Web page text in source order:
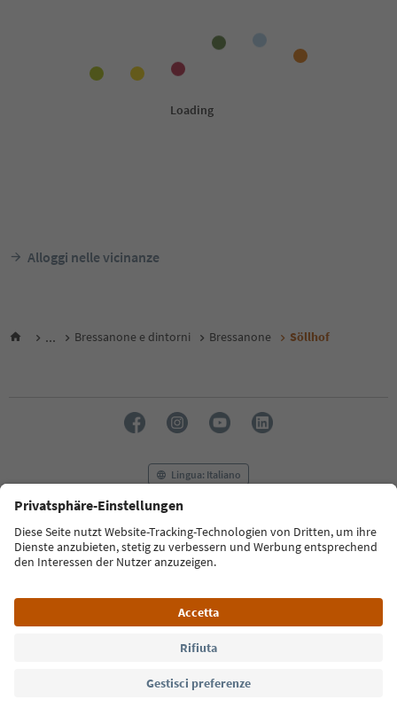
Alloggi nelle vicinanze
... Bressanone e dintorni Bressanone Söllhof
Lingua: Italiano
FAQ Contatti Press MICE
Privacy Policy
Termini e condizioni
Crediti
Cookie Policy
Alto Adige B2B